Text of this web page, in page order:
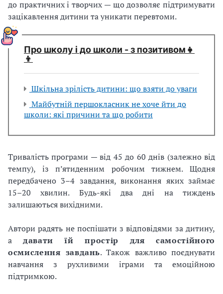
до практичних і творчих — що дозволяє підтримувати
зацікавлення дитини та уникати перевтоми.
Про школу і до школи - з позитивом👧
👦
Шкільна зрілість дитини: що взяти до уваги
Майбутній першокласник не хоче йти до
школи: які причини та що робити
Тривалість програми — від 45 до 60 днів (залежно від
темпу), із п’ятиденним робочим тижнем. Щодня
передбачено 3–4 завдання, виконання яких займає
15–20 хвилин. Будь-які два дні на тиждень
залишаються вихідними.
Автори радять не поспішати з відповідями за дитину,
а давати їй простір для самостійного
осмислення завдань. Також важливо поєднувати
навчання з рухливими іграми та емоційною
підтримкою.